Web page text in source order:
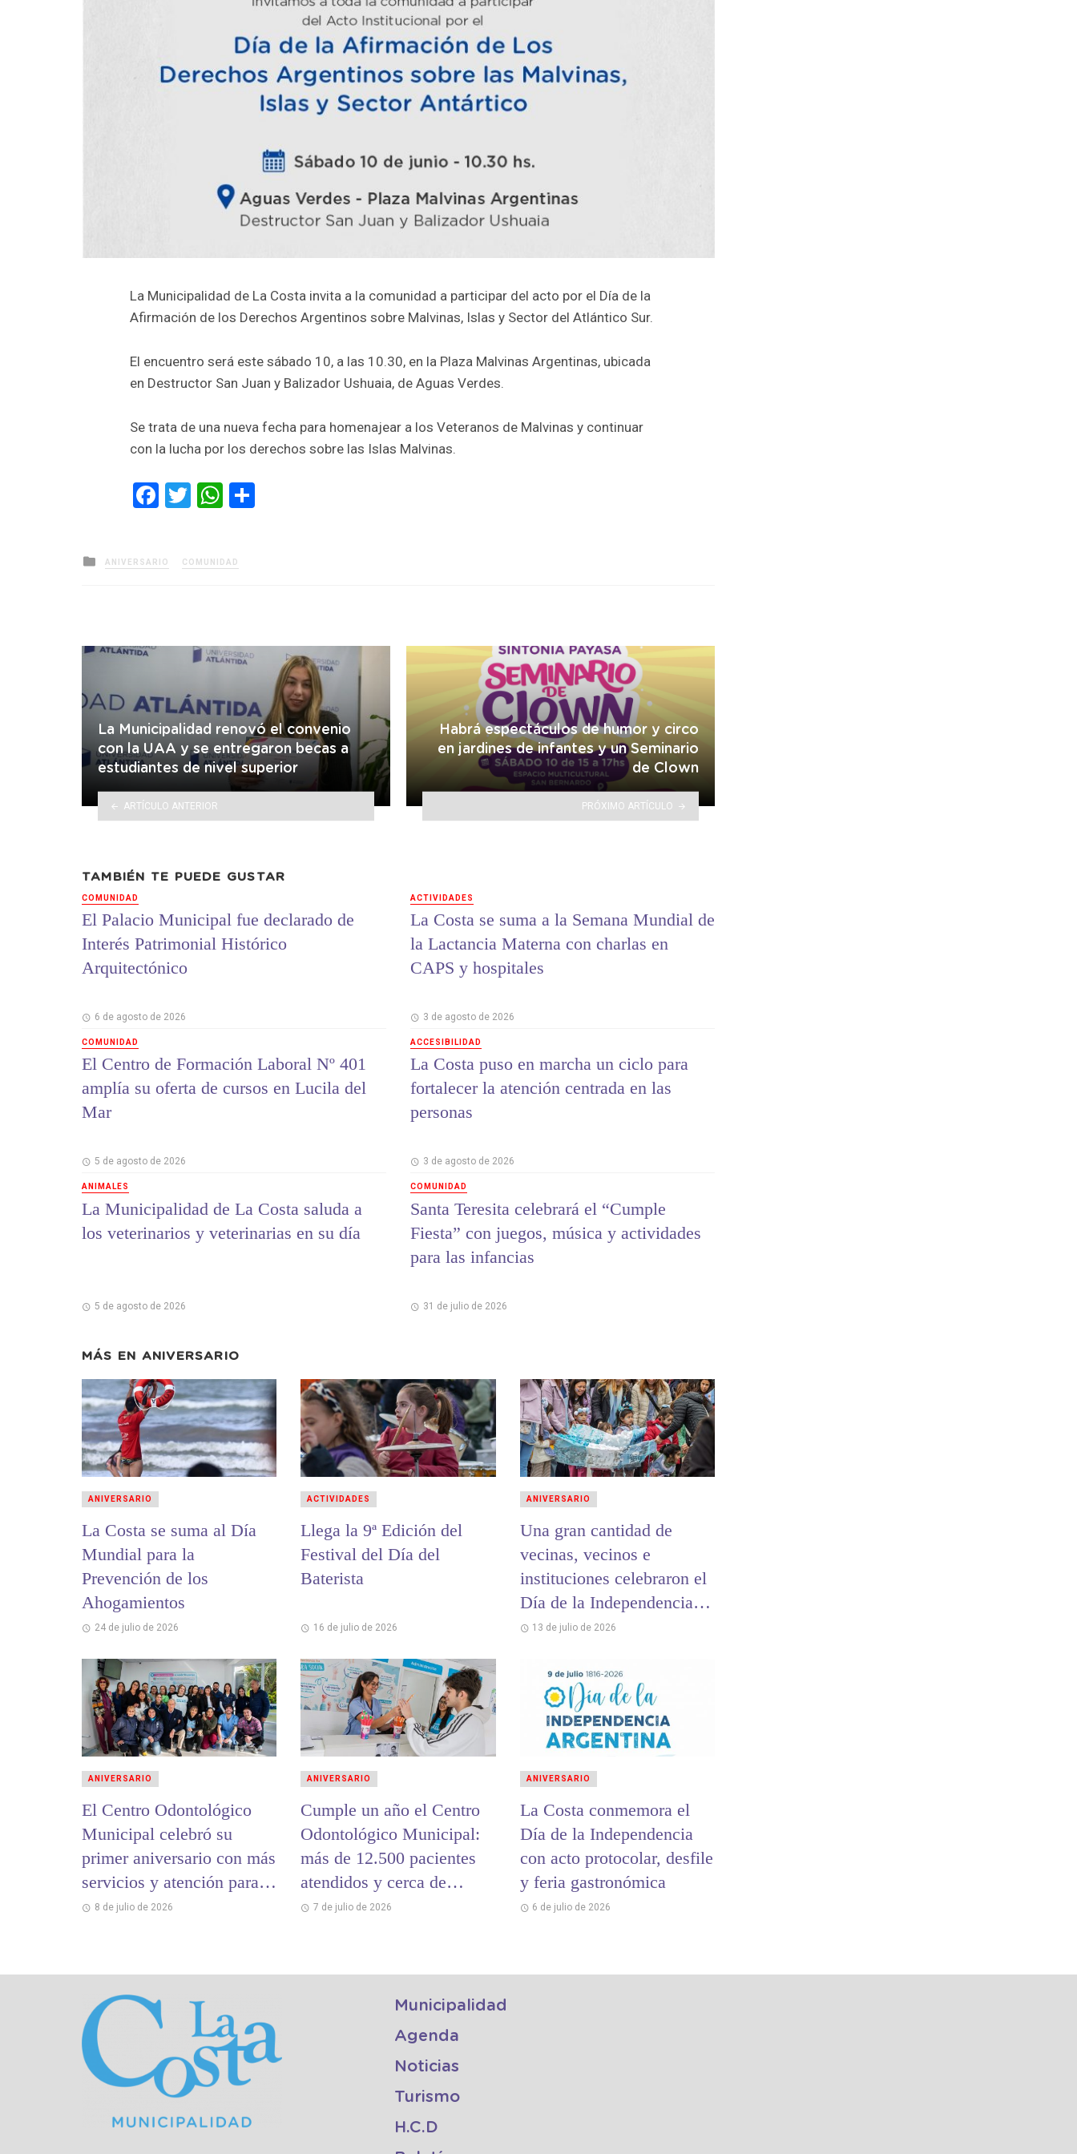
La Municipalidad de La Costa invita a la comunidad a participar del acto por el Día de la
Afirmación de los Derechos Argentinos sobre Malvinas, Islas y Sector del Atlántico Sur.
El encuentro será este sábado 10, a las 10.30, en la Plaza Malvinas Argentinas, ubicada
en Destructor San Juan y Balizador Ushuaia, de Aguas Verdes.
Se trata de una nueva fecha para homenajear a los Veteranos de Malvinas y continuar
con la lucha por los derechos sobre las Islas Malvinas.
Facebook
TwitterWhatsApp
Posted
in
ANIVERSARIO COMUNIDAD
La Municipalidad renovó el convenio
con la UAA y se entregaron becas a
estudiantes de nivel superior
ARTÍCULO ANTERIOR
Habrá espectáculos de humor y circo
en jardines de infantes y un Seminario
de Clown
PRÓXIMO ARTÍCULO
TAMBIÉN TE PUEDE GUSTAR
COMUNIDAD
El Palacio Municipal fue declarado de
Interés Patrimonial Histórico
Arquitectónico
6 de agosto de 2026
COMUNIDAD
El Centro de Formación Laboral Nº 401
amplía su oferta de cursos en Lucila del
Mar
5 de agosto de 2026
ANIMALES
La Municipalidad de La Costa saluda a
los veterinarios y veterinarias en su día
5 de agosto de 2026
ACTIVIDADES
La Costa se suma a la Semana Mundial de
la Lactancia Materna con charlas en
CAPS y hospitales
3 de agosto de 2026
ACCESIBILIDAD
La Costa puso en marcha un ciclo para
fortalecer la atención centrada en las
personas
3 de agosto de 2026
COMUNIDAD
Santa Teresita celebrará el “Cumple
Fiesta” con juegos, música y actividades
para las infancias
31 de julio de 2026
MÁS EN ANIVERSARIO
La Costa se suma al Día
Mundial para la
Prevención de los
Ahogamientos
24 de julio de 2026
ANIVERSARIO
Llega la 9ª Edición del
Festival del Día del
Baterista
16 de julio de 2026
ACTIVIDADES
Una gran cantidad de
vecinas, vecinos e
instituciones celebraron el
Día de la Independencia en
La Costa
13 de julio de 2026
ANIVERSARIO
El Centro Odontológico
Municipal celebró su
primer aniversario con más
servicios y atención para la
comunidad
8 de julio de 2026
ANIVERSARIO
Cumple un año el Centro
Odontológico Municipal:
más de 12.500 pacientes
atendidos y cerca de
32.000 prestaciones
7 de julio de 2026
ANIVERSARIO
La Costa conmemora el
Día de la Independencia
con acto protocolar, desfile
y feria gastronómica
6 de julio de 2026
ANIVERSARIO
Municipalidad
Agenda
Noticias
Turismo
H.C.D